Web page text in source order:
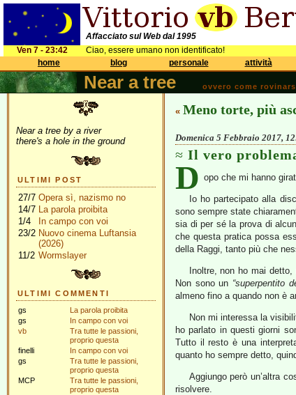
Affacciato sul Web dal 1995
Ven 7 - 23:42
Ciao, essere umano non identificato!
home
blog personale attività
Near a tree ovvero come
Near a tree by a river
there's a hole in the ground
ULTIMI POST
27/7 Opera sì, nazismo no
14/7 La parola proibita
1/4
In campo con voi
23/2 Nuovo cinema Luftansia
(2026)
11/2 Wormslayer
ULTIMI COMMENTI
gs
La parola proibita
gs
In campo con voi
vb
Tra tutte le passioni,
proprio questa
finelli
In campo con voi
gs
Tra tutte le passioni,
proprio questa
MCP
Tra tutte le passioni,
proprio questa
« Meno torte, più
Domenica 5 Febbraio 2017,
Il vero
D opo che mi hanno
Io ho partecipato alla
sono sempre state
sia di per sé la prova di
che questa pratica possa
della Raggi, tanto più che
Inoltre, non ho mai
Non sono un “superpentito
almeno fino a quando non è
Non mi interessa la
ho parlato in questi giorni
Tutto il resto è una
quanto ho sempre detto,
Aggiungo però un’altra
risolvere.